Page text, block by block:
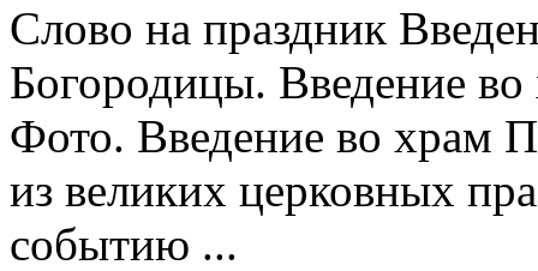
Слово на праздник
Богородицы. Введение
Фото. Введение во храм
из великих церковных
событию ...